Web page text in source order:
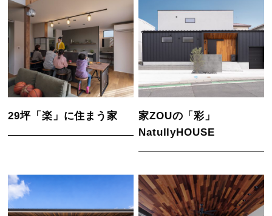
29坪「楽」に住まう家
家ZOUの「彩」
NatullyHOUSE